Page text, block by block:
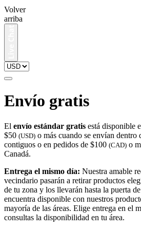
Volver
arriba
Envío gratis
El envío estándar gratis está disponible
$50 (USD) o más cuando se envían dentro
contiguos o en pedidos de $100 (CAD) o
Canadá.
Entrega el mismo día: Nuestra amable
vecindario pasarán a retirar productos
de tu zona y los llevarán hasta la puerta
encuentra disponible con nuestros
mayoría de las áreas. Elige entrega en el
consultas la disponibilidad en tu área.